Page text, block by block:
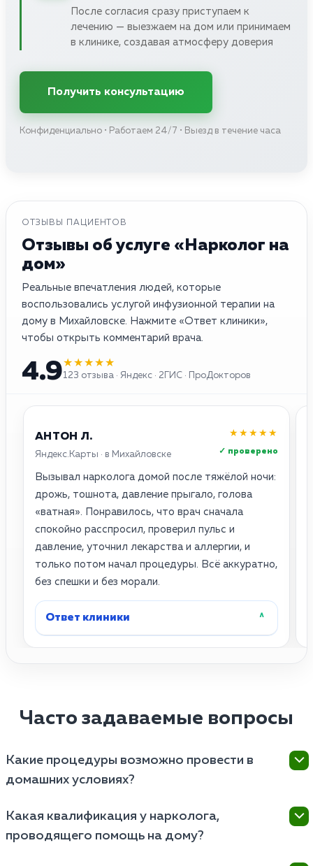
После согласия сразу приступаем к
лечению — выезжаем на дом или принимаем
в клинике, создавая атмосферу доверия
Получить консультацию
Конфиденциально • Работаем 24/7 • Выезд в течение часа
ОТЗЫВЫ ПАЦИЕНТОВ
Отзывы об услуге «Нарколог на
дом»
Реальные впечатления людей, которые
воспользовались услугой инфузионной терапии на
дому в Михайловске. Нажмите «Ответ клиники»,
чтобы открыть комментарий врача.
4.9★★★★★
123 отзыва · Яндекс · 2ГИС · ПроДокторов
АНТОН Л.
Яндекс.Карты · в Михайловске
★★★★★
✓ проверено
Вызывал нарколога домой после тяжёлой ночи:
дрожь, тошнота, давление прыгало, голова
«ватная». Понравилось, что врач сначала
спокойно расспросил, проверил пульс и
давление, уточнил лекарства и аллергии, и
только потом начал процедуры. Всё аккуратно,
без спешки и без морали.
Ответ клиники ˄
Часто задаваемые вопросы
Какие процедуры возможно провести в
домашних условиях?
процедур, таких как первичная консультация,
оценка состояния пациента, выдача рекомендаций,
Какая квалификация у нарколога,
проводящего помощь на дому?